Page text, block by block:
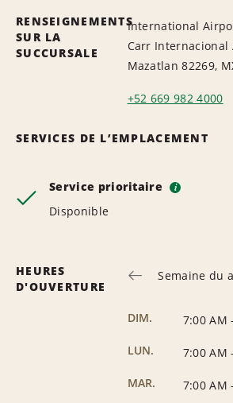
RENSEIGNEMENTS
SUR LA
SUCCURSALE
International
Carr Internacional
Mazatlan 82269,
+52 669 982 4000
SERVICES DE L’EMPLACEMENT
Service prioritaire i
Disponible
HEURES
D'OUVERTURE
Semaine du
DIM. 7:00 AM -
LUN.
7:00 AM -
MAR.
7:00 AM -